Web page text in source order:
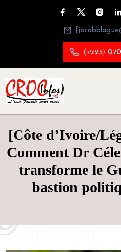
(+225)
[Côte d’Ivoire/
Comment Dr
transforme le
bastion